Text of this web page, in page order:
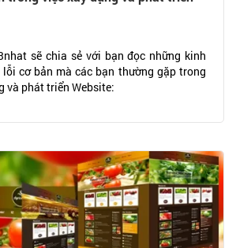
sẽ chia sẻ với bạn đọc những kinh
cơ bản mà các bạn thường gặp trong
và phát triển Website: